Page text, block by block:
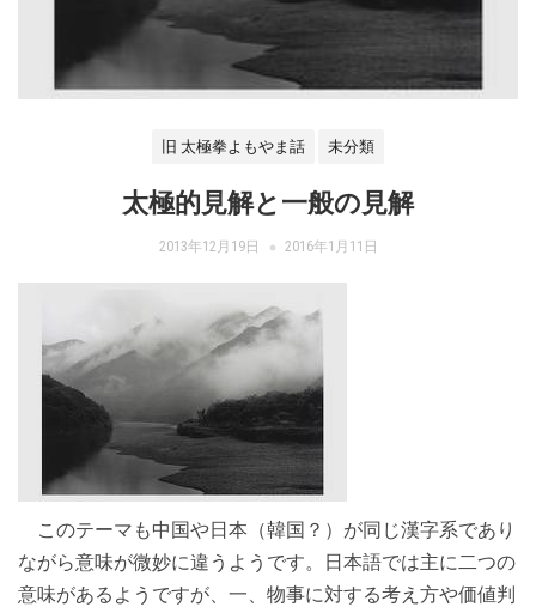
旧 太極拳よもやま話 未分類
太極的見解と一般の見解
2013年12月19日 2016年1月11日
このテーマも中国や日本（韓国？）が同じ漢字系であり
ながら意味が微妙に違うようです。日本語では主に二つの
意味があるようですが、一、物事に対する考え方や価値判